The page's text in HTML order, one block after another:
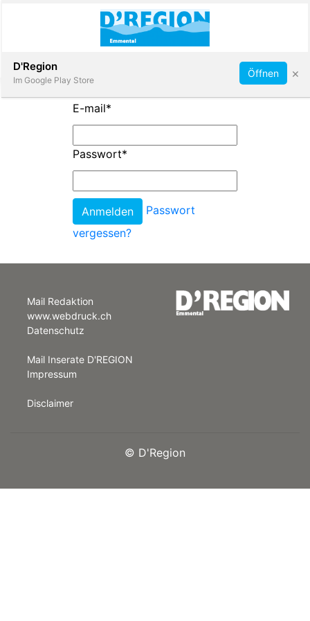
App
Abonnieren
E-mail*
Passwort*
Passwort
vergessen?
Mail Redaktion
www.webdruck.ch
Datenschutz
Mail Inserate D'REGION
Impressum
Disclaimer
© D'Region
D'Region
Im Google Play Store
Öffnen ×